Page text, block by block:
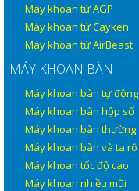
Máy khoan từ AGP
Máy khoan từ Cayken
Máy khoan từ AirBeast
MÁY KHOAN BÀN
Máy khoan bàn tự động
Máy khoan bàn hộp số
Máy khoan bàn thường
Máy khoan bàn và ta rô
Máy khoan tốc độ cao
Máy khoan nhiều mũi